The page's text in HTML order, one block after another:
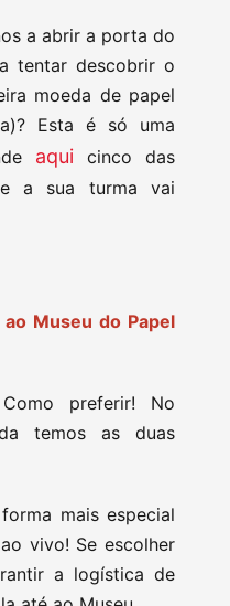
a abrir a porta do
tentar descobrir o
moeda de papel
Esta é só uma
aqui cinco das
a sua turma vai
Museu do Papel
preferir! No
temos as duas
mais especial
vivo! Se escolher
a logística de